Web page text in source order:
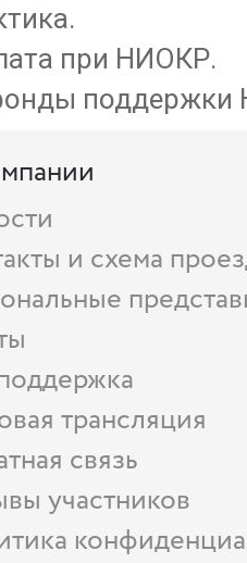
при НИОКР.
и схема
трансляция
связь
участников